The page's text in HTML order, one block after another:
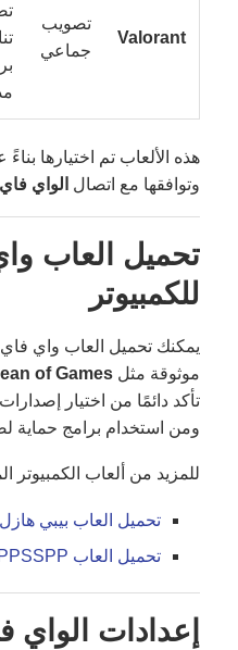
Valorant
تصويب
جماعي
هذه الألعاب تم اختيارها
وتوافقها مع اتصال الواي فاي
تحميل العاب
للكمبيوتر
يمكنك تحميل العاب واي
موثوقة مثل of Games
تأكد دائمًا من اختيار
ومن استخدام برامج حماية
للمزيد من ألعاب الكمبيوتر
تحميل العاب بيبي هازل
تحميل العاب PPSSPP للاندرويد والكمبيوتر
إعدادات الواي